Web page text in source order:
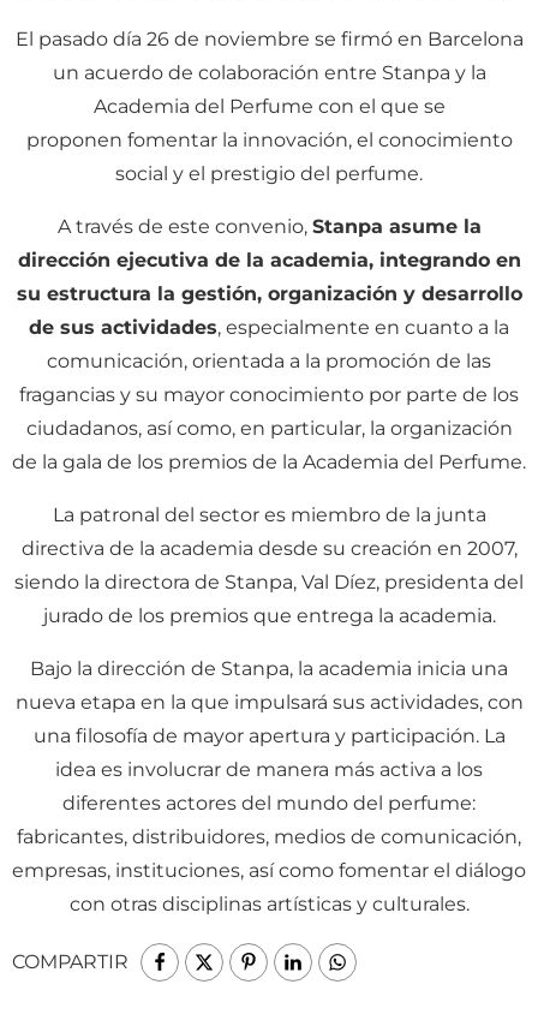
El pasado día 26 de noviembre se firmó en Barcelona
un acuerdo de colaboración entre Stanpa y la
Academia del Perfume con el que se
proponen fomentar la innovación, el conocimiento
social y el prestigio del perfume.
A través de este convenio, Stanpa asume la
dirección ejecutiva de la academia, integrando en
su estructura la gestión, organización y desarrollo
de sus actividades, especialmente en cuanto a la
comunicación, orientada a la promoción de las
fragancias y su mayor conocimiento por parte de los
ciudadanos, así como, en particular, la organización
de la gala de los premios de la Academia del Perfume.
La patronal del sector es miembro de la junta
directiva de la academia desde su creación en 2007,
siendo la directora de Stanpa, Val Díez, presidenta del
jurado de los premios que entrega la academia.
Bajo la dirección de Stanpa, la academia inicia una
nueva etapa en la que impulsará sus actividades, con
una filosofía de mayor apertura y participación. La
idea es involucrar de manera más activa a los
diferentes actores del mundo del perfume:
fabricantes, distribuidores, medios de comunicación,
empresas, instituciones, así como fomentar el diálogo
con otras disciplinas artísticas y culturales.
COMPARTIR